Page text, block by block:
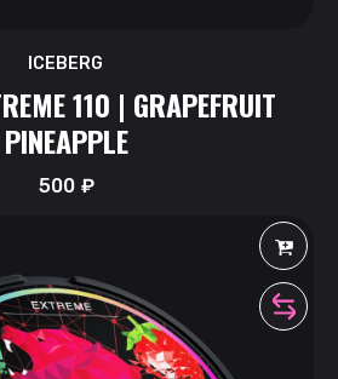
ICEBERG
110 | GRAPEFRUIT
PINEAPPLE
500₽